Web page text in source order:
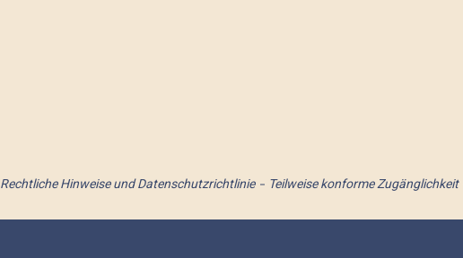
Rechtliche Hinweise und Datenschutzrichtlinie Teilweise konforme Zugänglichkeit